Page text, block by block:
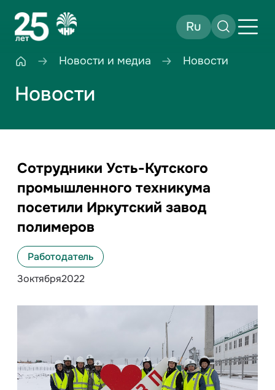
Ru
Новости и медиа Новости
Новости
Сотрудники Усть-Кутского
промышленного техникума
посетили Иркутский завод
полимеров
Работодатель
3октября2022